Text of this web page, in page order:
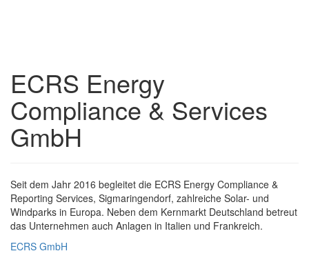
ECRS Energy
Compliance & Services
GmbH
Seit dem Jahr 2016 begleitet die ECRS Energy Compliance &
Reporting Services, Sigmaringendorf, zahlreiche Solar- und
Windparks in Europa. Neben dem Kernmarkt Deutschland betreut
das Unternehmen auch Anlagen in Italien und Frankreich.
ECRS GmbH